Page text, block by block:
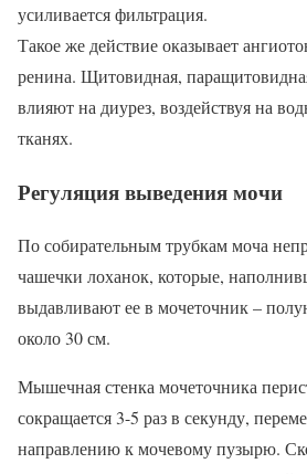
усиливается фильтрация.
Такое же действие оказывает
ренина. Щитовидная,
влияют на диурез, воздействуя на
тканях.
Регуляция выведения мочи
По собирательным трубкам моча
чашечки лоханок, которые,
выдавливают ее в мочеточник –
около 30 см.
Мышечная стенка мочеточника
сокращается 3-5 раз в секунду,
направлению к мочевому пузырю.